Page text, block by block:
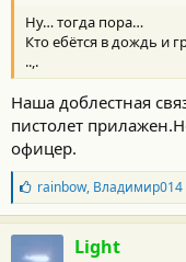
и
:
Ну… тогда пора…
Кто ебётся в дождь и
..,.
Наша доблестная
пистолет
офицер.
Б
л
а
г
о
rainbow, Владимир014
Light